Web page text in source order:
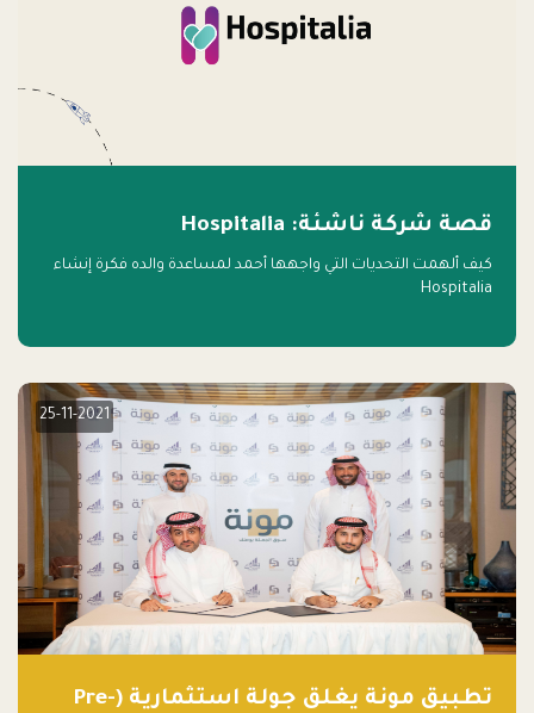
قصة شركة ناشئة: Hospitalia
كيف ألهمت التحديات التي واجهها أحمد لمساعدة والده فكرة إنشاء
Hospitalia
25-11-2021
تطبيق مونة يغلق جولة استثمارية (Pre-